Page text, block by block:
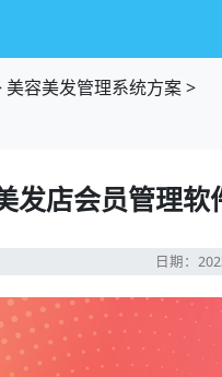
美容美发管理系统方案>
发店会员管理软
日期：